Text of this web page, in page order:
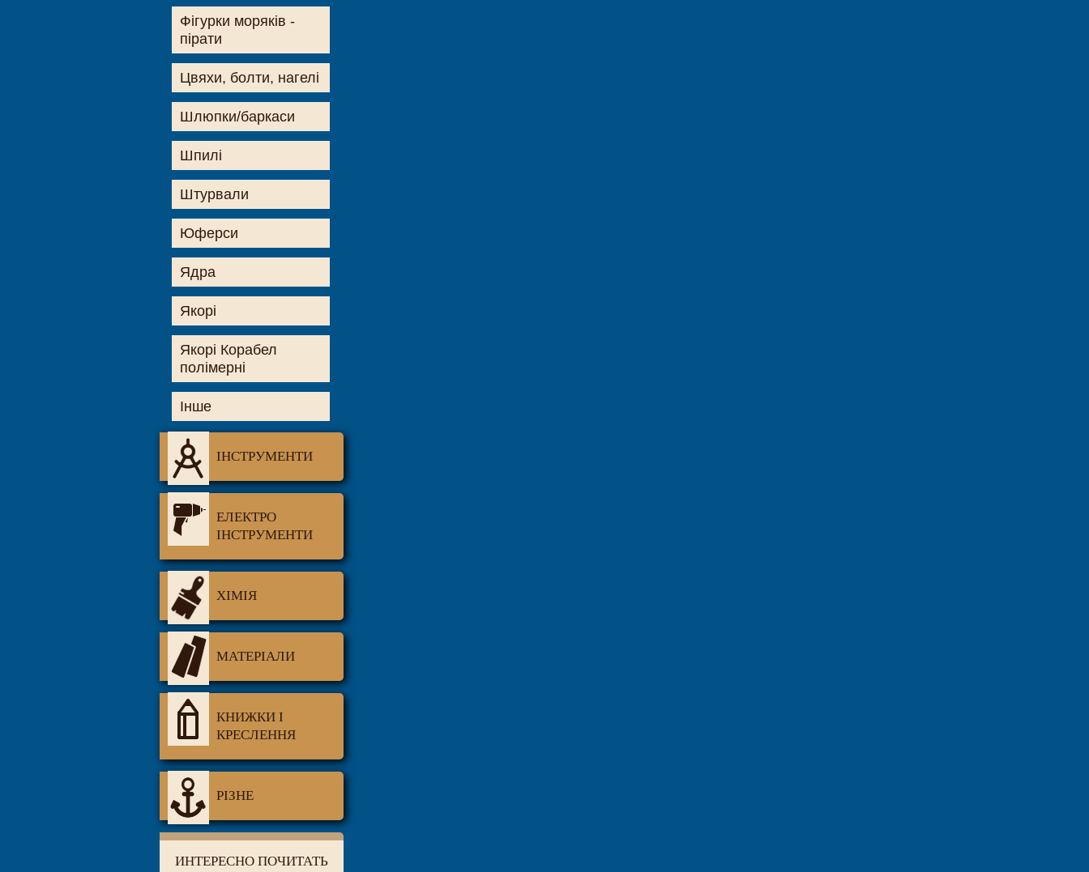
Фігурки моряків -
пірати
Цвяхи, болти, нагелі
Шлюпки/баркаси
Шпилі
Штурвали
Юферси
Ядра
Якорі
Якорі Корабел
полімерні
Інше
ІНСТРУМЕНТИ
ЕЛЕКТРО
ІНСТРУМЕНТИ
ХІМІЯ
МАТЕРІАЛИ
КНИЖКИ І
КРЕСЛЕННЯ
РІЗНЕ
ИНТЕРЕСНО ПОЧИТАТЬ